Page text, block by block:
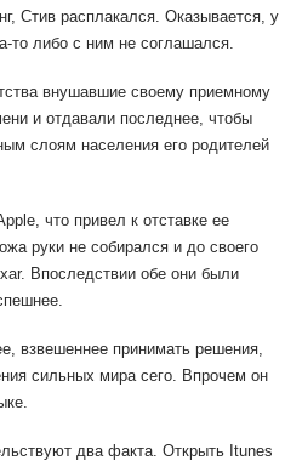
Стив расплакался. Оказывается, у
то либо с ним не соглашался.
внушавшие своему приемному
и отдавали последнее, чтобы
слоям населения его родителей
что привел к отставке ее
руки не собирался и до своего
Впоследствии обе они были
взвешеннее принимать решения,
сильных мира сего. Впрочем он
два факта. Открыть Itunes